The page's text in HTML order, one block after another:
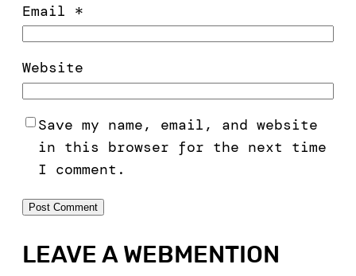
Email *
Website
Save my name, email, and website
in this browser for the next time
I comment.
LEAVE A WEBMENTION